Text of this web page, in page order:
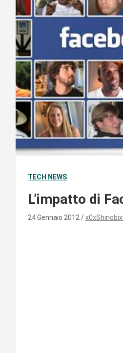
TECH NEWS
L’impatto di
24 Gennaio 2012